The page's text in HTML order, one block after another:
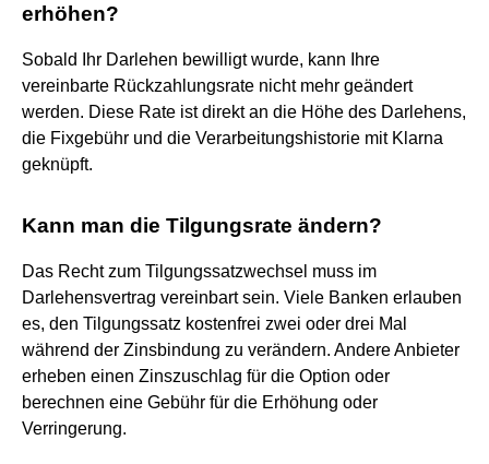
erhöhen?
Sobald Ihr Darlehen bewilligt wurde, kann Ihre
vereinbarte Rückzahlungsrate nicht mehr geändert
werden. Diese Rate ist direkt an die Höhe des Darlehens,
die Fixgebühr und die Verarbeitungshistorie mit Klarna
geknüpft.
Kann man die Tilgungsrate ändern?
Das Recht zum Tilgungssatzwechsel muss im
Darlehensvertrag vereinbart sein. Viele Banken erlauben
es, den Tilgungssatz kostenfrei zwei oder drei Mal
während der Zinsbindung zu verändern. Andere Anbieter
erheben einen Zinszuschlag für die Option oder
berechnen eine Gebühr für die Erhöhung oder
Verringerung.